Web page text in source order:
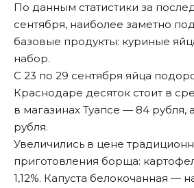
По данным статистики за
сентября, наиболее заметно
базовые продукты: куриные
набор.
С 23 по 29 сентября яйца
Краснодаре десяток стоит в
в магазинах Туапсе — 84 рубля,
рубля.
Увеличились в цене
приготовления борща:
1,12%. Капуста белокочанная — на